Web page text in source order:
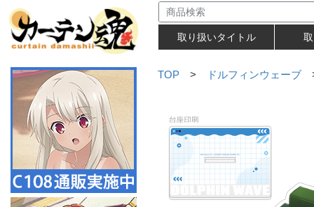
取り扱いタイトル
TOP > ドルフィンウェーブ